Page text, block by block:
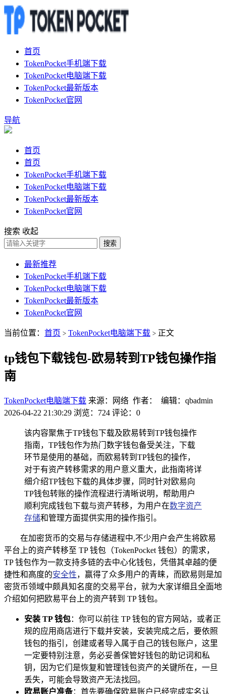
首页
TokenPocket手机端下载
TokenPocket电脑端下载
TokenPocket最新版本
TokenPocket官网
导航
首页
首页
TokenPocket手机端下载
TokenPocket电脑端下载
TokenPocket最新版本
TokenPocket官网
搜索 收起
搜索
最新推荐
TokenPocket手机端下载
TokenPocket电脑端下载
TokenPocket最新版本
TokenPocket官网
当前位置： 首页 > TokenPocket电脑端下载 > 正文
tp钱包下载钱包-欧易转到TP钱包操作指
南
TokenPocket电脑端下载 来源：网络 作者： 编辑：qbadmin
2026-04-22 21:30:29 浏览：724 评论：0
该内容聚焦于TP钱包下载及欧易转到TP钱包操作
指南，TP钱包作为热门数字钱包备受关注，下载
环节是使用的基础，而欧易转到TP钱包的操作，
对于有资产转移需求的用户意义重大，此指南将详
细介绍TP钱包下载的具体步骤，同时针对欧易向
TP钱包转账的操作流程进行清晰说明，帮助用户
顺利完成钱包下载与资产转移，为用户在数字资产
存储和管理方面提供实用的操作指引。
在加密货币的交易与存储进程中,不少用户会产生将欧易
平台上的资产转移至 TP 钱包（TokenPocket 钱包）的需求，
TP 钱包作为一款支持多链的去中心化钱包，凭借其卓越的便
捷性和高度的安全性，赢得了众多用户的青睐，而欧易则是加
密货币领域中颇具知名度的交易平台，就为大家详细且全面地
介绍如何把欧易平台上的资产转到 TP 钱包。
安装 TP 钱包：你可以前往 TP 钱包的官方网站，或者正
规的应用商店进行下载并安装，安装完成之后，要依照
钱包的指引，创建或者导入属于自己的钱包账户，这里
一定要特别注意，务必妥善保管好钱包的助记词和私
钥，因为它们是恢复和管理钱包资产的关键所在，一旦
丢失，可能会导致资产无法找回。
欧易账户准备：首先要确保欧易账户已经完成实名认